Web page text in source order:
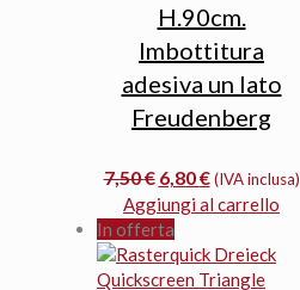
H.90cm.
Imbottitura
adesiva un lato
Freudenberg
7,50€ Il
prezzo
originale
era:
7,50 €.
6,80€Il
prezzo
è:
6,80 €.
(IVA inclusa)
Aggiungi al carrello
In offerta